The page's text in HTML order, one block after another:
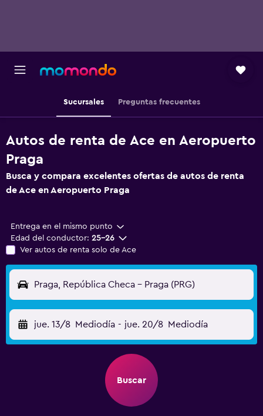
Sucursales Preguntas frecuentes
Autos de renta de Ace en Aeropuerto
Praga
Busca y compara excelentes ofertas de autos de renta
de Ace en Aeropuerto Praga
Entrega en el mismo punto
Edad del conductor: 25-26
Ver autos de renta solo de Ace
Praga, República Checa - Praga (PRG)
jue. 13/8 Mediodía - jue. 20/8 Mediodía
Buscar